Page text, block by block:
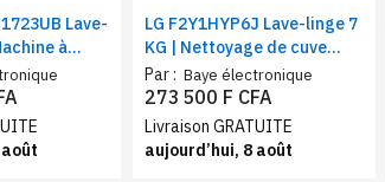
Lave-
à
classe
vitesse
700
LG F2Y1HYP6J Lave-linge 7
KG | Nettoyage de cuve
(Tub Clean) | 6 Motion Direct
Drive™ | Steam +| Smart
Diagnosis™ | Classe A+++
Par : Baye électronique
273 500 F CFA
Livraison GRATUITE
aujourd’hui, 8 août